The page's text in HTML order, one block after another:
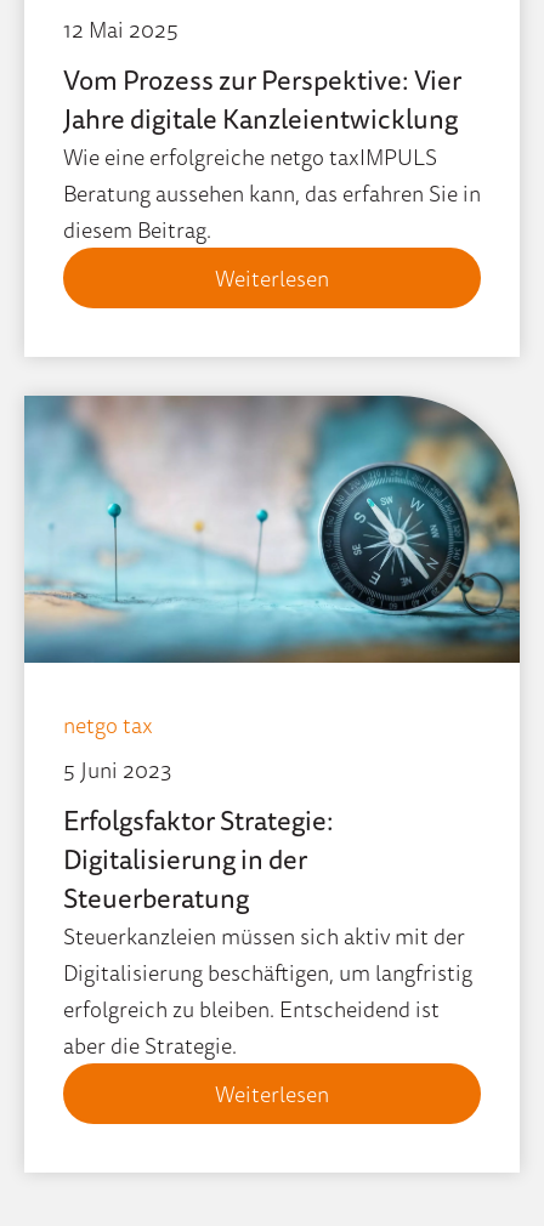
12 Mai 2025
Vom Prozess zur Perspektive: Vier
Jahre digitale Kanzleientwicklung
Wie eine erfolgreiche netgo taxIMPULS
Beratung aussehen kann, das erfahren Sie in
diesem Beitrag.
Weiterlesen
netgo tax
5 Juni 2023
Erfolgsfaktor Strategie:
Digitalisierung in der
Steuerberatung
Steuerkanzleien müssen sich aktiv mit der
Digitalisierung beschäftigen, um langfristig
erfolgreich zu bleiben. Entscheidend ist
aber die Strategie.
Weiterlesen